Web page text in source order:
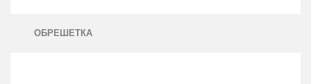
ОБРЕШЕТКА